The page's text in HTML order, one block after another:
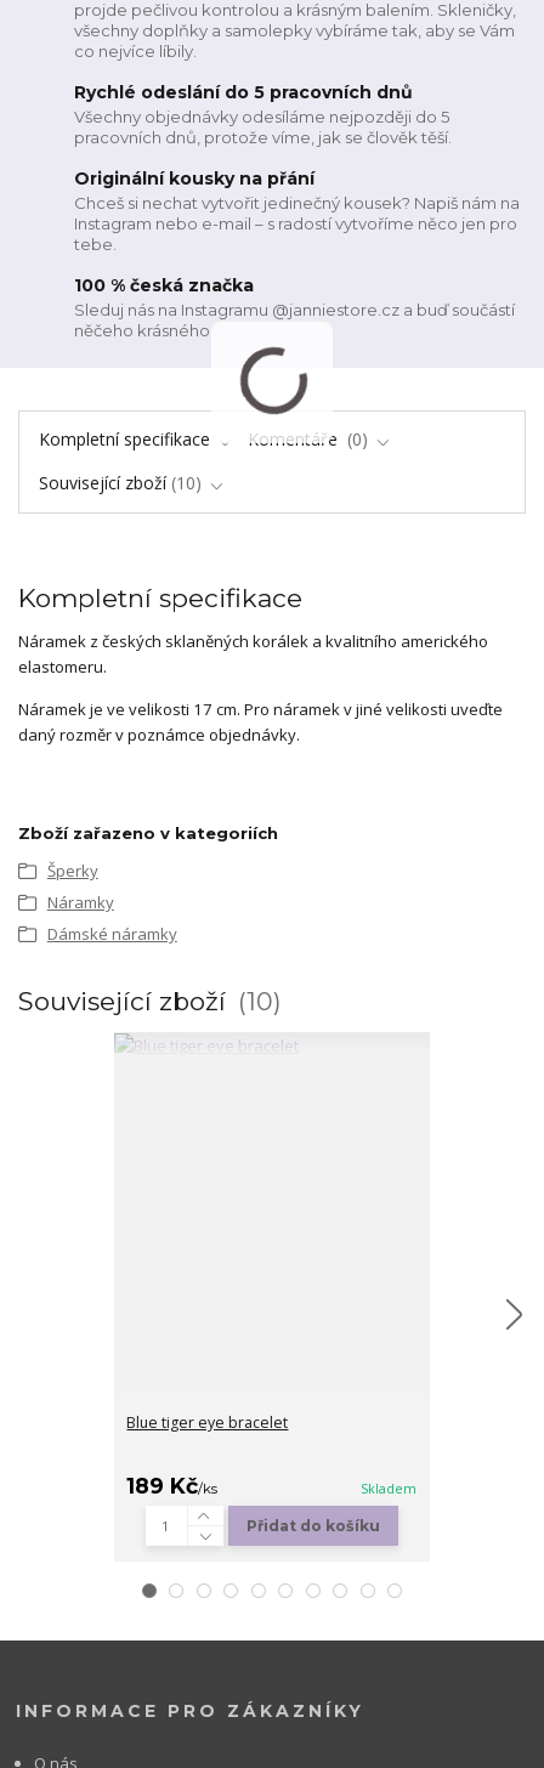
projde pečlivou kontrolou a krásným balením. Skleničky,
všechny doplňky a samolepky vybíráme tak, aby se Vám
co nejvíce líbily.
Rychlé odeslání do 5 pracovních dnů
Všechny objednávky odesíláme nejpozději do 5
pracovních dnů, protože víme, jak se člověk těší.
Originální kousky na přání
Chceš si nechat vytvořit jedinečný kousek? Napiš nám na
Instagram nebo e-mail – s radostí vytvoříme něco jen pro
tebe.
100 % česká značka
Sleduj nás na Instagramu @janniestore.cz a buď součástí
něčeho krásného
Kompletní specifikace Komentáře
0
Související zboží 10
Kompletní specifikace
Náramek z českých sklaněných korálek a kvalitního amerického
elastomeru.
Náramek je ve velikosti 17 cm. Pro náramek v jiné velikosti uveďte
daný rozměr v poznámce objednávky.
Zboží zařazeno v kategoriích
Šperky
Náramky
Dámské náramky
Související zboží 10
Blue tiger eye bracelet
189 Kč/ks Skladem
Přidat do košíku
INFORMACE PRO ZÁKAZNÍKY
O nás